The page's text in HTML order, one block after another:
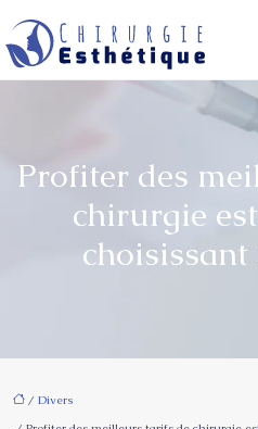
Profiter des
chirurgie
/ Divers